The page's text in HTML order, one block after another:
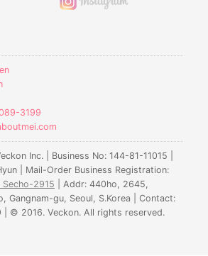
3199
Inc. | Business No: 144-81-11015 |
| Mail-Order Business Registration:
2915 | Addr: 440ho, 2645,
Gangnam-gu, Seoul, S.Korea | Contact:
© 2016. Veckon. All rights reserved.